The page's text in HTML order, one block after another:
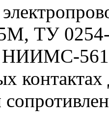
ТУ 0254-
НИИМС-